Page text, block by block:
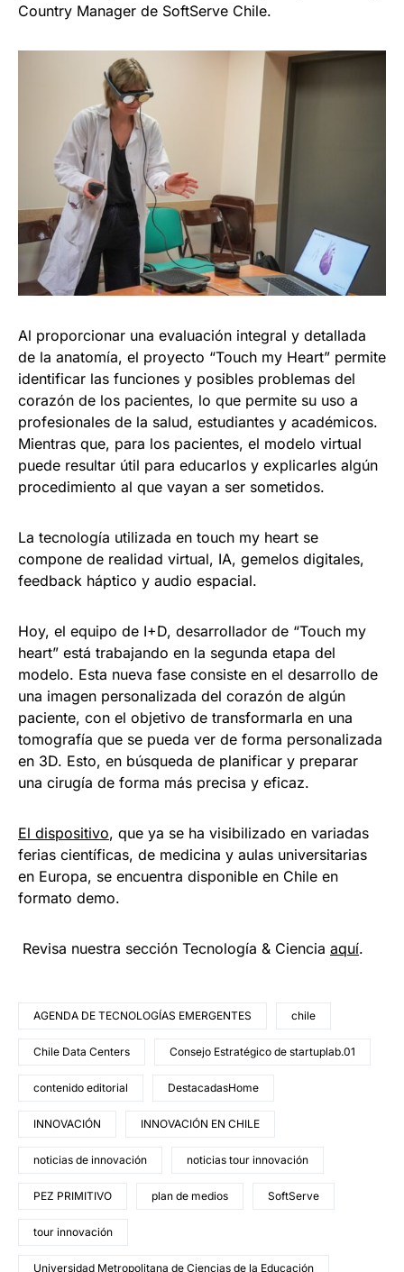
Country Manager de SoftServe Chile.
Al proporcionar una evaluación integral y detallada
de la anatomía, el proyecto “Touch my Heart” permite
identificar las funciones y posibles problemas del
corazón de los pacientes, lo que permite su uso a
profesionales de la salud, estudiantes y académicos.
Mientras que, para los pacientes, el modelo virtual
puede resultar útil para educarlos y explicarles algún
procedimiento al que vayan a ser sometidos.
La tecnología utilizada en touch my heart se
compone de realidad virtual, IA, gemelos digitales,
feedback háptico y audio espacial.
Hoy, el equipo de I+D, desarrollador de “Touch my
heart” está trabajando en la segunda etapa del
modelo. Esta nueva fase consiste en el desarrollo de
una imagen personalizada del corazón de algún
paciente, con el objetivo de transformarla en una
tomografía que se pueda ver de forma personalizada
en 3D. Esto, en búsqueda de planificar y preparar
una cirugía de forma más precisa y eficaz.
El dispositivo, que ya se ha visibilizado en variadas
ferias científicas, de medicina y aulas universitarias
en Europa, se encuentra disponible en Chile en
formato demo.
Revisa nuestra sección Tecnología & Ciencia aquí.
AGENDA DE TECNOLOGÍAS EMERGENTES chile
Chile Data Centers Consejo Estratégico de startuplab.01
contenido editorial DestacadasHome
INNOVACIÓN INNOVACIÓN EN CHILE
noticias de innovación noticias tour innovación
PEZ PRIMITIVO plan de medios SoftServe
tour innovación
Universidad Metropolitana de Ciencias de la Educación